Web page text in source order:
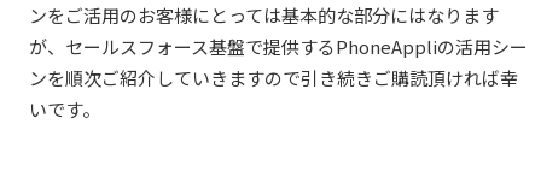
ンをご活用のお客様にとっては基本的な部分にはなります
が、セールスフォース基盤で提供するPhoneAppliの活用シー
ンを順次ご紹介していきますので引き続きご購読頂ければ幸
いです。